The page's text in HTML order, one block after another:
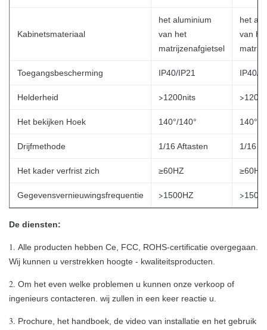
Kabinetsmateriaal
het aluminium
van het
matrijzenafgietsel
het
van het
Toegangsbescherming IP40/IP21 IP40/
Helderheid >1200nits >
Het bekijken Hoek 140°/140° 140°/
Drijfmethode 1/16 Aftasten 1/16
Het kader verfrist zich ≥60HZ ≥60HZ
Gegevensvernieuwingsfrequentie >1500HZ >
De diensten:
1. Alle producten hebben Ce, FCC, ROHS-certificatie overgegaan.
Wij kunnen u verstrekken hoogte - kwaliteitsproducten.
2. Om het even welke problemen u kunnen onze verkoop of
ingenieurs contacteren. wij zullen in een keer reactie u.
3. Prochure, het handboek, de video van installatie en het gebruik